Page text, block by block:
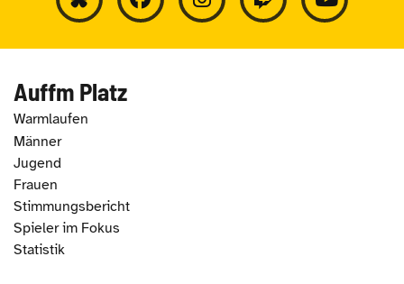
Auffm Platz
Warmlaufen
Männer
Jugend
Frauen
Stimmungsbericht
Spieler im Fokus
Statistik